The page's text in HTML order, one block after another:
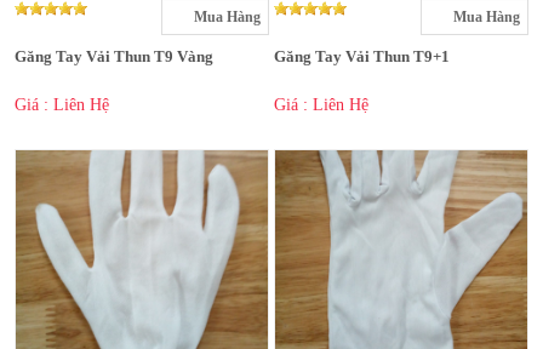
Mua Hàng
Găng Tay Vải Thun T9 Vàng
Giá : Liên Hệ
Mua Hàng
Găng Tay Vải Thun T9+1
Giá : Liên Hệ